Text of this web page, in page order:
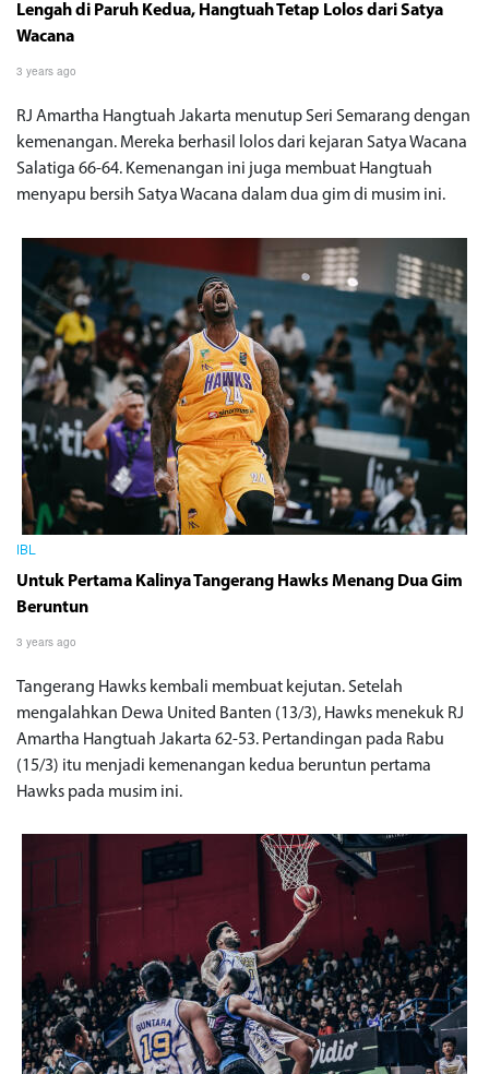
Lengah di Paruh Kedua, Hangtuah Tetap Lolos dari Satya
Wacana
3 years ago
RJ Amartha Hangtuah Jakarta menutup Seri Semarang dengan
kemenangan. Mereka berhasil lolos dari kejaran Satya Wacana
Salatiga 66-64. Kemenangan ini juga membuat Hangtuah
menyapu bersih Satya Wacana dalam dua gim di musim ini.
IBL
Untuk Pertama Kalinya Tangerang Hawks Menang Dua Gim
Beruntun
3 years ago
Tangerang Hawks kembali membuat kejutan. Setelah
mengalahkan Dewa United Banten (13/3), Hawks menekuk RJ
Amartha Hangtuah Jakarta 62-53. Pertandingan pada Rabu
(15/3) itu menjadi kemenangan kedua beruntun pertama
Hawks pada musim ini.